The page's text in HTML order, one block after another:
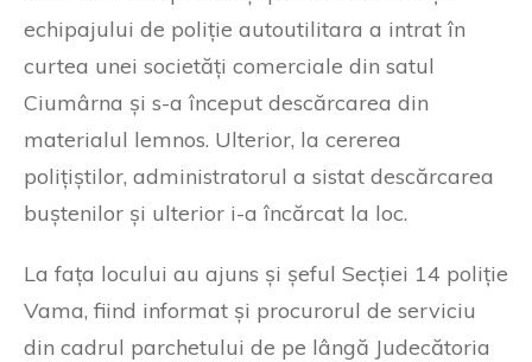
echipajului de poliție autoutilitara a intrat în
curtea unei societăți comerciale din satul
Ciumârna și s-a început descărcarea din
materialul lemnos. Ulterior, la cererea
polițiștilor, administratorul a sistat descărcarea
buștenilor și ulterior i-a încărcat la loc.
La fața locului au ajuns și șeful Secției 14 poliție
Vama, fiind informat și procurorul de serviciu
din cadrul parchetului de pe lângă Judecătoria